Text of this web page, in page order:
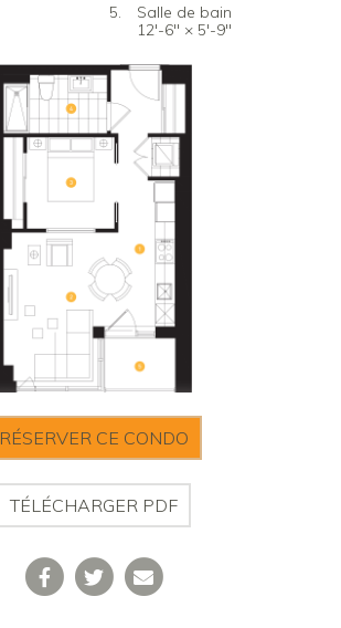
Salle de bain
12'-6" × 5'-9"
RÉSERVER CE CONDO
TÉLÉCHARGER PDF